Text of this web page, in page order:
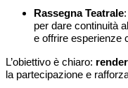
Rassegna Teatrale
per dare continuità
e offrire esperienze
L’obiettivo è chiaro:
la partecipazione e